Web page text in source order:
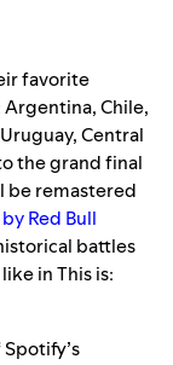
favorite
Chile,
Central
the grand final
be remastered
Red Bull
battles
inThis is: